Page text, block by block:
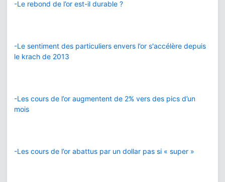
-Le rebond de l’or est-il durable ?
-Le sentiment des particuliers envers l’or s'accélère depuis
le krach de 2013
-Les cours de l’or augmentent de 2% vers des pics d’un
mois
-Les cours de l’or abattus par un dollar pas si « super »